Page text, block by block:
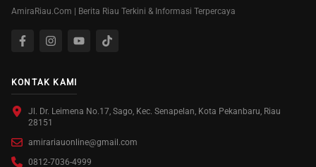
AmiraRiau.Com | Berita Riau Terkini & Informasi Terpercaya
KONTAK KAMI
Jl. Dr. Leimena No.17, Sago, Kec. Senapelan, Kota Pekanbaru, Riau
28151
amirariauonline@gmail.com
0812-7036-4999